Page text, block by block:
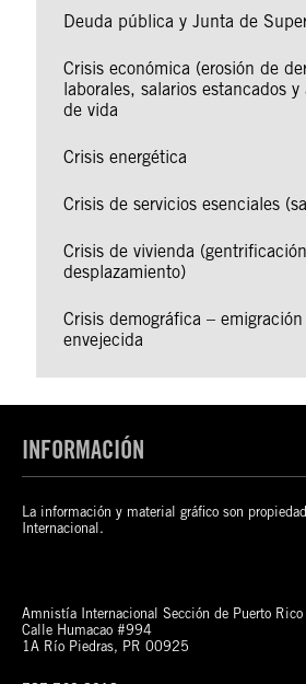
Deuda pública y Junta de
Crisis económica (erosión de
laborales, salarios estancados y
de vida
Crisis energética
Crisis de servicios esenciales
Crisis de vivienda
desplazamiento)
Crisis demográfica –
envejecida
INFORMACIÓN
La información y material gráfico son
Internacional.
Amnistía Internacional Sección de Puerto Rico
Calle Humacao #994
1A Río Piedras, PR 00925